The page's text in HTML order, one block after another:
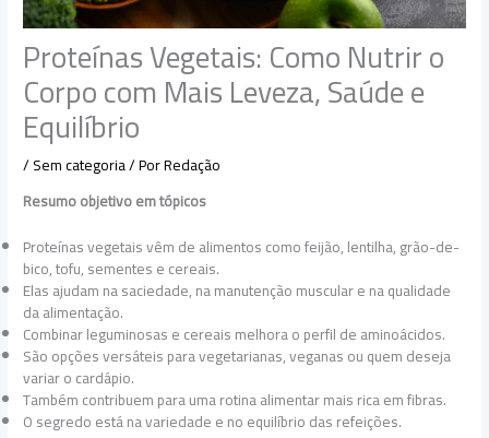
Proteínas Vegetais: Como Nutrir o
Corpo com Mais Leveza, Saúde e
Equilíbrio
/Sem categoria/ PorRedação
Resumo objetivo em tópicos
Proteínas vegetais vêm de alimentos como feijão, lentilha, grão-de-
bico, tofu, sementes e cereais.
Elas ajudam na saciedade, na manutenção muscular e na qualidade
da alimentação.
Combinar leguminosas e cereais melhora o perfil de aminoácidos.
São opções versáteis para vegetarianas, veganas ou quem deseja
variar o cardápio.
Também contribuem para uma rotina alimentar mais rica em fibras.
O segredo está na variedade e no equilíbrio das refeições.